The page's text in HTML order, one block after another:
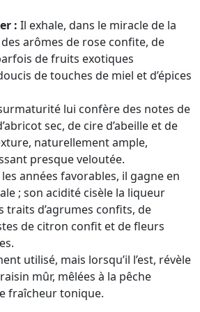
: Il exhale, dans le miracle de la
arômes de rose confite, de
de fruits exotiques
de touches de miel et d’épices
lui confère des notes de
sec, de cire d’abeille et de
naturellement ample,
presque veloutée.
années favorables, il gagne en
; son acidité cisèle la liqueur
traits d’agrumes confits, de
de citron confit et de fleurs
utilisé, mais lorsqu’il l’est, révèle
mûr, mêlées à la pêche
fraîcheur tonique.